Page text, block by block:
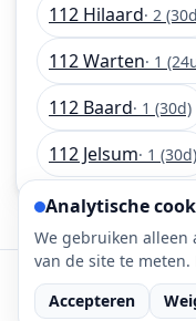
112 Hilaard· 2
112 Warten· 1
112 Baard· 1 (30d)
112 Jelsum· 1 (30d)
112-
Analytische
We gebruiken alleen
van de site te meten.
Accepteren